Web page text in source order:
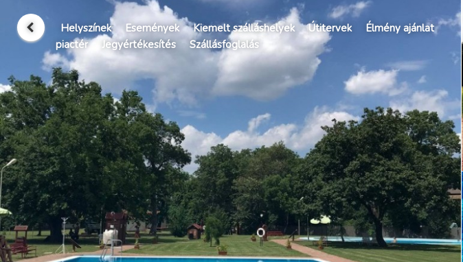
Helyszínek Események Kiemelt szálláshelyek Útitervek
Élmény ajánlat
piactér
Jegyértékesítés Szállásfoglalás